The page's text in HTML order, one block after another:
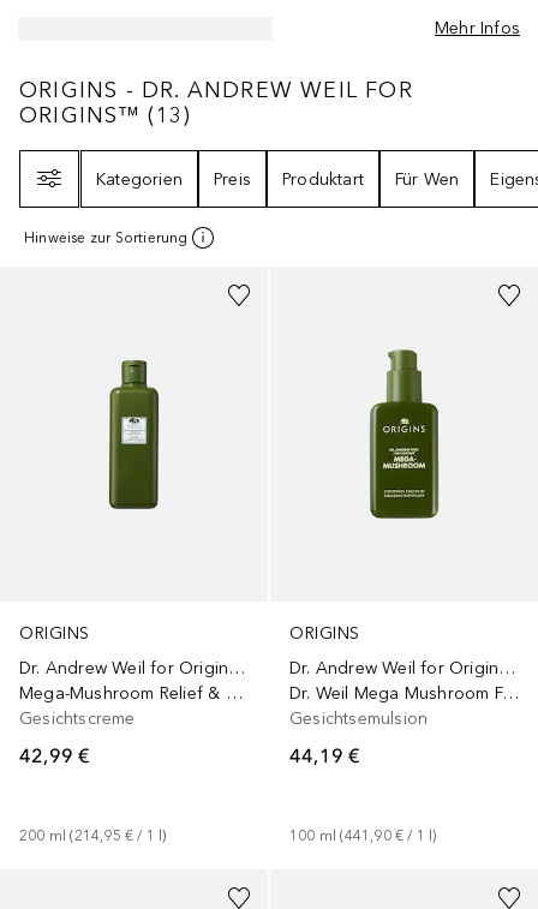
Mehr Infos
ORIGINS - DR. ANDREW WEIL FOR
ORIGINS - DR. ANDREW WEIL FOR
ORIGINS™ (13)
Kategorien
Preis Produktart Für Wen
Hinweise zur Sortierung
ORIGINS
Dr. Andrew Weil for Origins™
Mega-Mushroom Relief & Resilience Soothing Treatment Lotion
Gesichtscreme
42,99 €
200 ml (214,95 € / 1 l)
Größe
ORIGINS
Dr. Andrew Weil for Origins™
Dr. Weil Mega Mushroom Fortifying Emulsion with Reishi and Seabuckthorn
Gesichtsemulsion
44,19 €
100 ml (441,90 € / 1 l)